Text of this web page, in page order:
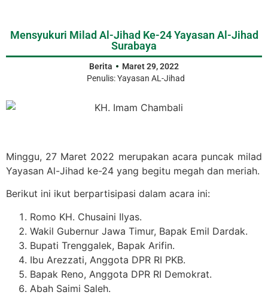
Mensyukuri Milad Al-Jihad Ke-24 Yayasan Al-Jihad
Surabaya
Berita
Maret 29, 2022
Penulis:Yayasan AL-Jihad
Minggu, 27 Maret 2022 merupakan acara puncak milad
Yayasan Al-Jihad ke-24 yang begitu megah dan meriah.
Berikut ini ikut berpartisipasi dalam acara ini:
Romo KH. Chusaini Ilyas.
Wakil Gubernur Jawa Timur, Bapak Emil Dardak.
Bupati Trenggalek, Bapak Arifin.
Ibu Arezzati, Anggota DPR RI PKB.
Bapak Reno, Anggota DPR RI Demokrat.
Abah Saimi Saleh.